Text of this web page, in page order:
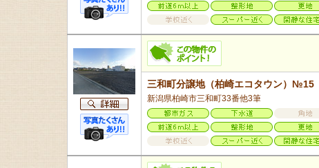
三和町分譲地（柏崎エコタウン）№15
新潟県柏崎市三和町33番他3筆